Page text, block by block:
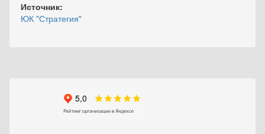
Источник:
ЮК "Стратегия"